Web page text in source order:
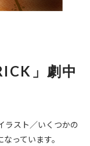
」劇中
ラスト／いくつかの
っています。